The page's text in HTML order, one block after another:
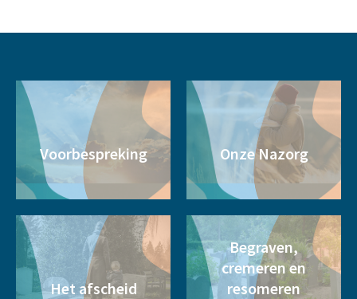
Voorbespreking Onze Nazorg
Het afscheid
Begraven,
cremeren en
resomeren